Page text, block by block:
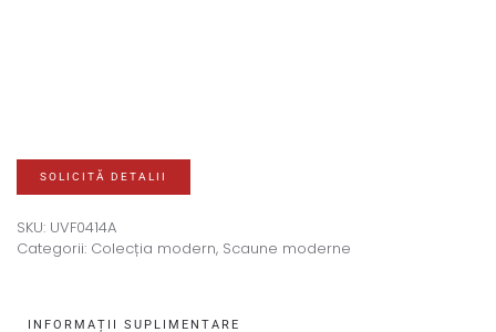
SOLICITĂ DETALII
SKU: UVF0414A
Categorii: Colecția modern, Scaune moderne
INFORMAȚII SUPLIMENTARE